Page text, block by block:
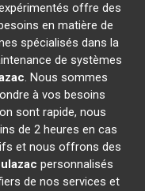
offre des
en matière de
spécialisés dans la
de systèmes
. Nous sommes
à vos besoins
sont rapide, nous
de 2 heures en cas
et nous offrons des
personnalisés
de nos services et